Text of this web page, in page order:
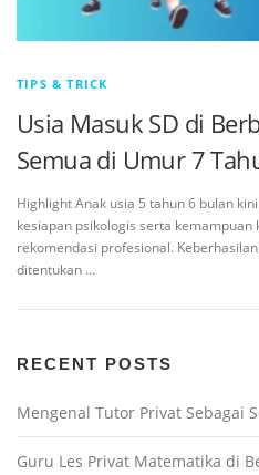
TIPS & TRICK
Usia Masuk SD di
Semua di Umur 7
Highlight Anak usia 5 tahun 6 bulan
kesiapan psikologis serta kemampuan
rekomendasi profesional.
ditentukan …
RECENT POSTS
Mengenal Tutor Privat Sebagai
Guru Les Privat Matematika di